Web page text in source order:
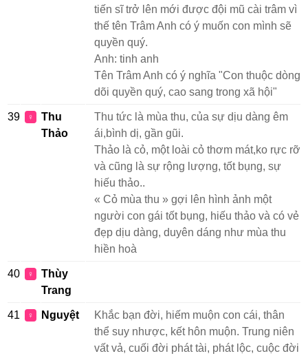
tiến sĩ trở lên mới được đội mũ cài trâm vì
thế tên Trâm Anh có ý muốn con mình sẽ
quyền quý.
Anh: tinh anh
Tên Trâm Anh có ý nghĩa "Con thuộc dòng
dõi quyền quý, cao sang trong xã hội"
39 ♀
Thu
Thảo
Thu tức là mùa thu, của sự dịu dàng êm
ái,bình dị, gần gũi.
Thảo là cỏ, một loài cỏ thơm mát,ko rực rỡ
và cũng là sự rộng lượng, tốt bụng, sự
hiếu thảo..
« Cỏ mùa thu » gợi lên hình ảnh một
người con gái tốt bụng, hiếu thảo và có vẻ
đẹp dịu dàng, duyên dáng như mùa thu
hiền hoà
40 ♀
Thùy
Trang
41 ♀ Nguyệt
Khắc bạn đời, hiếm muộn con cái, thân
thể suy nhược, kết hôn muộn. Trung niên
vất vả, cuối đời phát tài, phát lộc, cuộc đời